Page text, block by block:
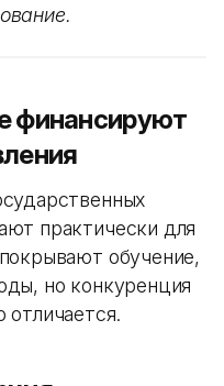
финансируют
практически для
обучение,
но конкуренция
отличается.